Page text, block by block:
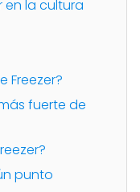
en la cultura
Freezer?
fuerte de
punto